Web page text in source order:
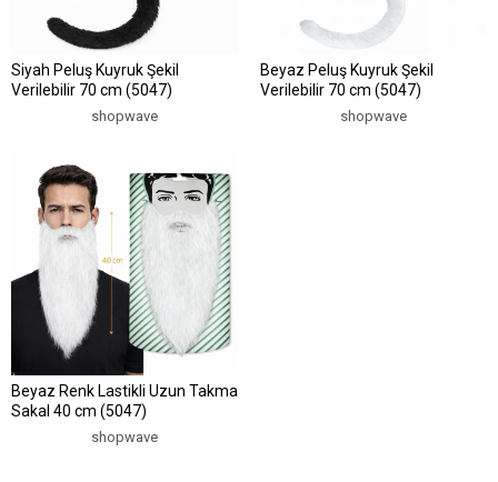
Siyah Peluş Kuyruk Şekil
Verilebilir 70 cm (5047)
shopwave
Beyaz Peluş Kuyruk Şekil
Verilebilir 70 cm (5047)
shopwave
Beyaz Renk Lastikli Uzun Takma
Sakal 40 cm (5047)
shopwave